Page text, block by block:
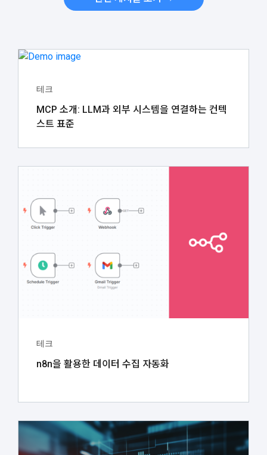
테크
MCP 소개: LLM과 외부 시스템을 연결하는 컨텍
스트 표준
테크
n8n을 활용한 데이터 수집 자동화